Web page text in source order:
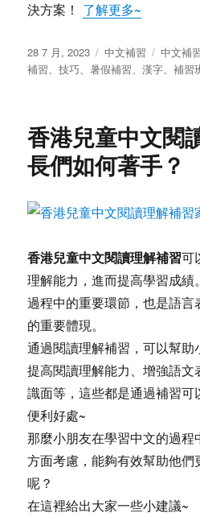
決方案！ 了解更多~
发
布
28 7 月, 2023
分
类
中文補習
标
签
中文補
補習、技巧、暑假補習、漢字、補習
香港兒童中文閱
長們如何著手？
香港兒童中文閱讀理解補習可
理解能力，進而提高學習成績
過程中的重要環節，也是語言
的重要體現。
通過閱讀理解補習，可以幫助
提高閱讀理解能力、增強語文
識面等，這些都是通過補習可
便利好處~
那麼小朋友在學習中文的過
方面考慮，能夠有效幫助他
呢？
在這裡給出大家一些小建議~